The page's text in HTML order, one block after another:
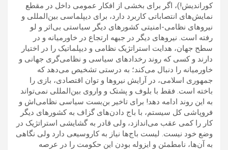
کوراندیش!)، اگر برای بخشی از افکار عمومی داخل در مقطع
نمایش‌های انتصاباتی کاربرد دارد، برای دیپلماسی بین‌المللی و
نیروهای نظامی-امنیتی کشورهای دیگر سیاستی بی‌اثر و لو
رفته است. نیروهای دیگر در جبهه ارتجاع در خاورمیانه و در
سطح جهان، هدایت استراتژیک نظامی و دیپلماتیک را در اختیار
دارند و کسی که روند رخدادهای سیاسی و نظامی‌گری جهانی و
خاورمیانه را دنبال می‌کند؛ به درستی تشخیص می‌دهد که
جمهوری اسلامی، در آرایش نیروها و توان اقتصادی، بازی را
باخته است. فقط با بلوف و پشتک و واروی بین‌المللی نمی‌تواند
به این روند ادامه دهد! برای تاخیر بن‌بست سیاسی نظامی‌اش و
فروپاشی کل سیستم، با باج دادن‌های گزاف به کشورهای دیگر
کار را کمی عقب می‌اندازد، ولی قادر به گشایشی استراتژیک در
وضع خود نیست. لیست باج‌ها نیاز به کاروسیعی دارد ولی نگاهی
به آن‌ها، نامطمئن و ایزوله بودن این حکومت را در عرصه